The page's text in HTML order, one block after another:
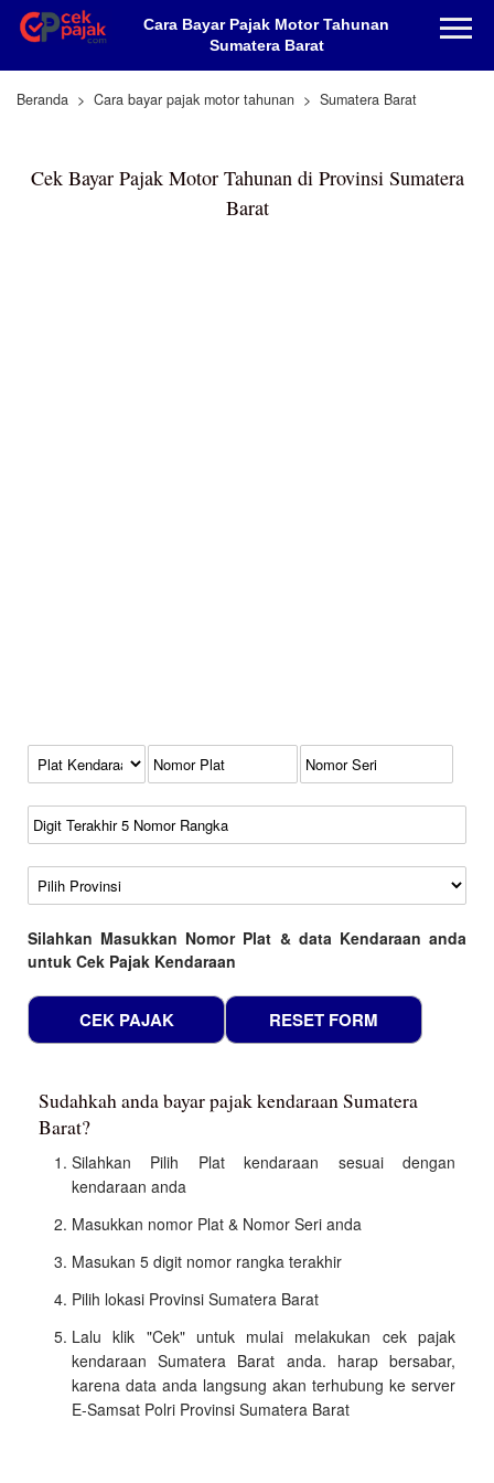
Cara Bayar Pajak Motor Tahunan
Sumatera Barat
Beranda Cara bayar pajak motor tahunan Sumatera Barat
Cek Bayar Pajak Motor Tahunan di Provinsi Sumatera
Barat
Kode Plat Kendaraan
No Plat
No Seri
No Rangka
Wilayah
Silahkan Masukkan Nomor Plat & data Kendaraan anda
untuk Cek Pajak Kendaraan
Sudahkah anda bayar pajak kendaraan Sumatera
Barat?
Silahkan Pilih Plat kendaraan sesuai dengan
kendaraan anda
Masukkan nomor Plat & Nomor Seri anda
Masukan 5 digit nomor rangka terakhir
Pilih lokasi Provinsi Sumatera Barat
Lalu klik "Cek" untuk mulai melakukan cek pajak
kendaraan Sumatera Barat anda. harap bersabar,
karena data anda langsung akan terhubung ke server
E-Samsat Polri Provinsi Sumatera Barat